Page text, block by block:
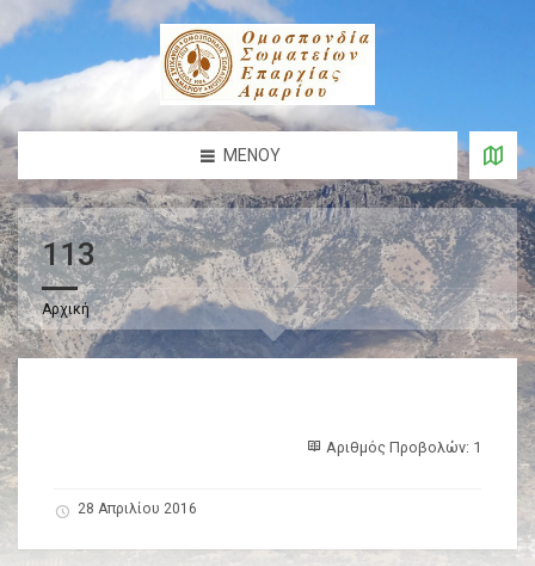
ΜΕΝΟΎ
113
Αρχική
Αριθμός Προβολών: 1
28 Απριλίου 2016